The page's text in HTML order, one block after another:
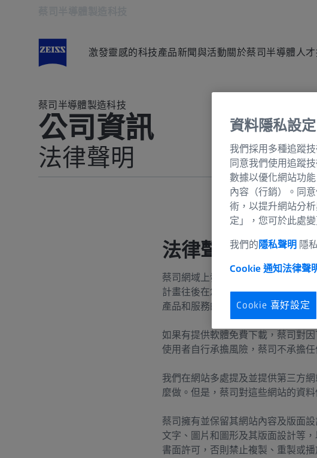
激發靈感的科技產品新聞與活動關於蔡司半導體人
蔡司半導體製造科技
公司資訊
法律聲明
法律聲明
蔡司網域上發佈的訊息可能包含您
計畫往後在您所在國家提供這些產
產品和服務的相關資訊。我們網站
如果有提供軟體免費下載，蔡司對
使用者自行承擔風險，蔡司不承擔
我們在網站多處提及並提供第三方
麼做。但是，蔡司對這些網站的資
蔡司擁有並保留其網站內容及版面
文字、圖片和圖形及其版面設計等
書面許可，否則禁止複製、重製或
資料隱私設定
我們採用多種追蹤
同意我們使用追蹤
數據以優化網站功
內容（行銷）。同
術，以提升網站分
定」，您可於此處
我們的 隱私聲明 隱
Cookie 通知法律聲
Cookie 喜好設定